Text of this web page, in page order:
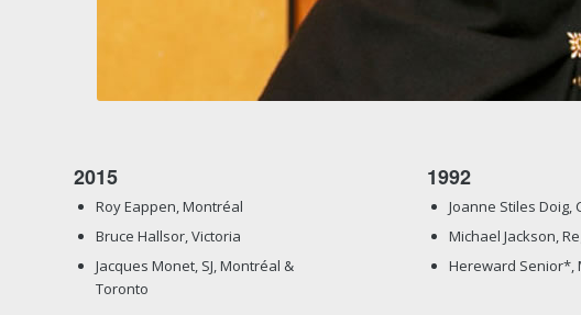
2015
Roy Eappen, Montréal
Bruce Hallsor, Victoria
Jacques Monet, SJ, Montréal &
Toronto
1992
Joanne Stiles Doig,
Michael Jackson,
Hereward Senior*,